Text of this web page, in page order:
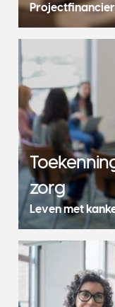
zorg
Leven met